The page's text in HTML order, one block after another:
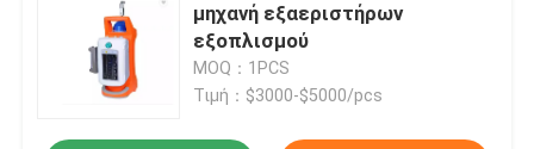
μηχανή εξαεριστήρων
εξοπλισμού
MOQ：1PCS
Τιμή：$3000-$5000/pcs